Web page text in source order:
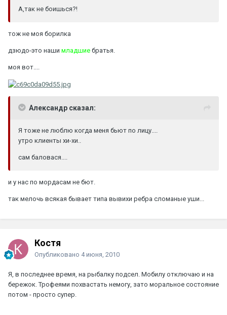
А,так не боишься?!
тож не моя борилка
дзюдо-это наши младшие братья.
моя вот....
Александр сказал:
Я тоже не люблю когда меня бьют по лицу....
утро клиенты хи-хи..
сам баловася....
и у нас по мордасам не бют.
так мелочь всякая бывает типа вывихи ребра сломаные уши...
Костя
Опубликовано 4 июня, 2010
Я, в последнее время, на рыбалку подсел. Мобилу отключаю и на
бережок. Трофеями похвастать немогу, зато моральное состояние
потом - просто супер.